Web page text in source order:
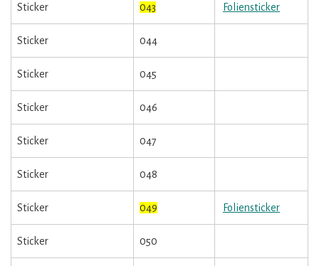
Sticker 043 Foliensticker
Sticker 044
Sticker 045
Sticker 046
Sticker 047
Sticker 048
Sticker 049 Foliensticker
Sticker 050